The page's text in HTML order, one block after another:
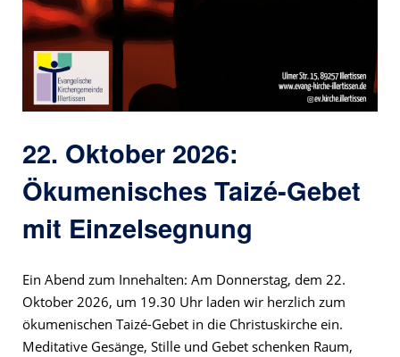
22. Oktober 2026:
Ökumenisches Taizé-Gebet
mit Einzelsegnung
Ein Abend zum Innehalten: Am Donnerstag, dem 22.
Oktober 2026, um 19.30 Uhr laden wir herzlich zum
ökumenischen Taizé-Gebet in die Christuskirche ein.
Meditative Gesänge, Stille und Gebet schenken Raum,